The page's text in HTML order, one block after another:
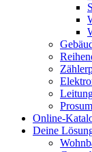
Online-
Deine